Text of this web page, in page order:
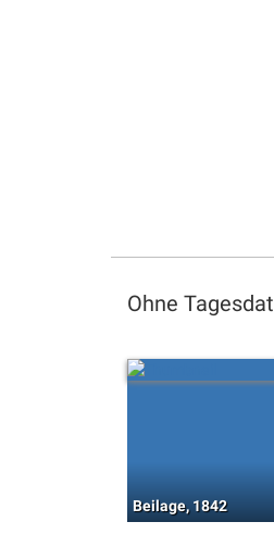
Ohne
Beilage, 1842